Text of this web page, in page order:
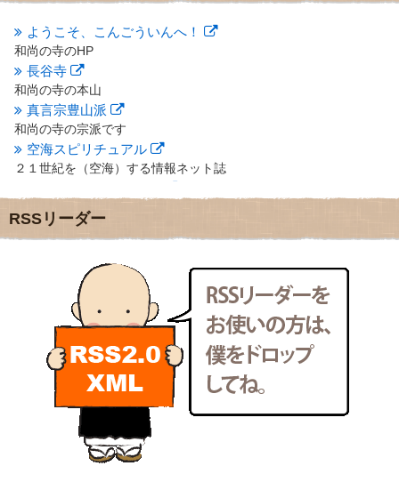
2012年7月
(10)
2012年6月(14)
2012年5月
2012年4月(16)
2012年3月 (17)
2012年2月(20)
2012年1月(25)
2011年12月(22)
2011年11月(28)
2011年10月(31)
2011年9月(24)
2011年8月(21)
2011年6月(13)
2011年5月
2011年4月
(17)
2011年3月(15)
2011年2月(22)
2011年1月(22)
2010年12月(21)
2010年11月
(14)
2010年9月(16)
(13)
ようこそ、こんごういんへ！
和尚の寺のHP
長谷寺
和尚の寺の本山
真言宗豊山派
和尚の寺の宗派です
空海スピリチュアル
２１世紀を（空海）する情報ネット誌
地域のライターさんです
小豆島 圓満寺
新聞屋の道具箱
新聞社で使われる用語の解説など
makotoさんの御符内巡礼記
東京の巡礼記です
POLYHEDON
いろいろなことが書いてあるよ
bunchan
あちこち行って！
目白鍼灸院
日本人の繊細な体質にあわせた、やさしく気持ちよい鍼灸治療で
RSSリーダー